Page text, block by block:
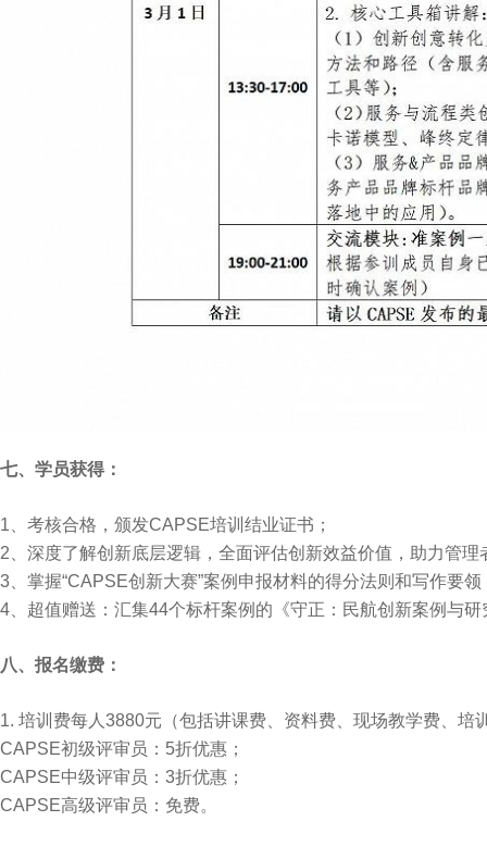
七、学员获得：
1、考核合格，颁发CAPSE培训结业证书；
2、深度了解创新底层逻辑，全面评估创新效益价值，助力管
3、掌握“CAPSE创新大赛”案例申报材料的得分法则和写作要领
4、超值赠送：汇集44个标杆案例的《守正：民航创新案例与
八、报名缴费：
1. 培训费每人3880元（包括讲课费、资料费、现场教学费、培
CAPSE初级评审员：5折优惠；
CAPSE中级评审员：3折优惠；
CAPSE高级评审员：免费。